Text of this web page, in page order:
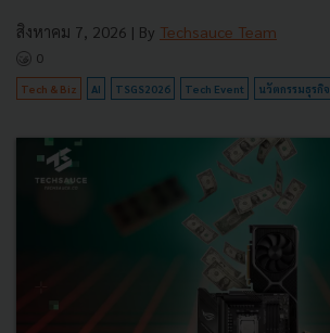
สิงหาคม 7, 2026 | By Techsauce Team
0
Tech & Biz AI TSGS2026 Tech Event นวัตกรรมธุรกิจ